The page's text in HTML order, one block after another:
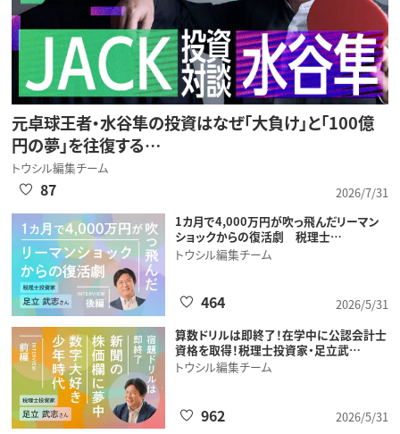
元卓球王者・水谷隼の投資はなぜ「大負け」と「100億
円の夢」を往復する…
トウシル編集チーム
2026/7/31
87
1カ月で4,000万円が吹っ飛んだリーマン
ショックからの復活劇 税理士…
トウシル編集チーム
2026/5/31
464
算数ドリルは即終了！在学中に公認会計士
資格を取得！税理士投資家・足立武…
トウシル編集チーム
2026/5/31
962